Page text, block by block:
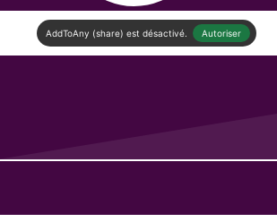
AddToAny (share) est désactivé. Autoriser